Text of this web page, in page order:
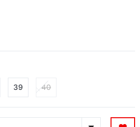
39 40